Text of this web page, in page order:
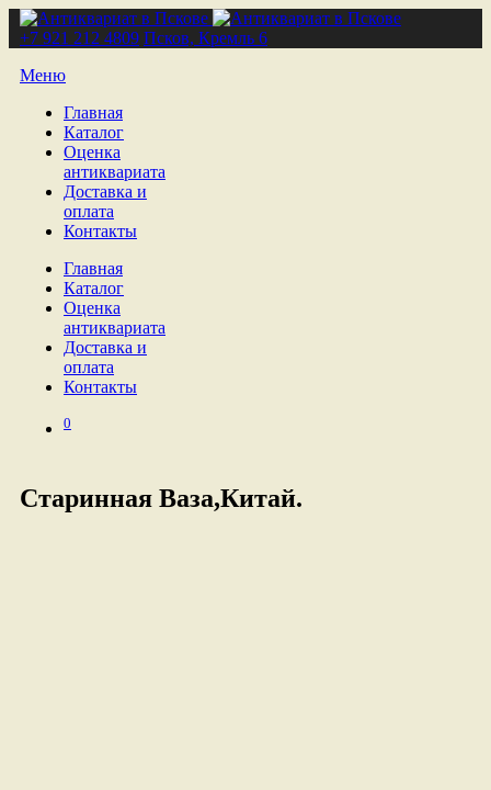
+7 921 212 4809 Псков, Кремль 6
Меню
Главная
Каталог
Оценка
антиквариата
Доставка и
оплата
Контакты
Главная
Каталог
Оценка
антиквариата
Доставка и
оплата
Контакты
0
Старинная Ваза,Китай.